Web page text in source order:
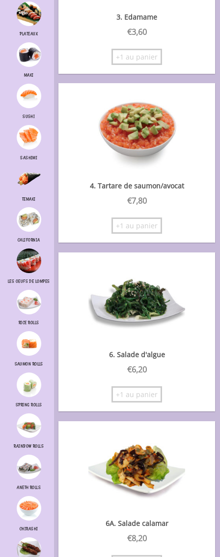
PLATEAUX
MAKI
SUSHI
SASHIMI
TEMAKI
CALIFORNIA
LES OEUFS DE LOMPES
RICE ROLLS
SAUMON ROLLS
SPRING ROLLS
RAINBOW ROLLS
ANETH ROLLS
CHIRASHI
3. Edamame
€3,60
+1 au panier
4. Tartare de saumon/avocat
€7,80
+1 au panier
6. Salade d'algue
€6,20
+1 au panier
6A. Salade calamar
€8,20